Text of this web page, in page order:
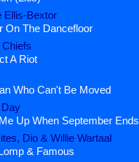
Ellis-Bextor
On The Dancefloor
A Riot
Who Can't Be Moved
Up When September Ends
Dio & Willie Wartaal
& Famous